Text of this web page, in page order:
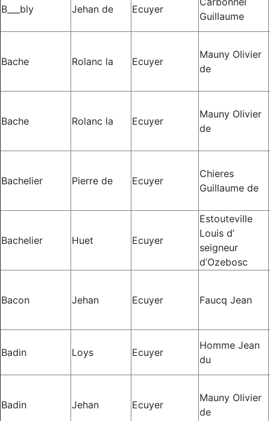
B___bly Jehan de Ecuyer
Guillaume
Bache Rolanc la Ecuyer
Mauny Olivier
de
Bache Rolanc la Ecuyer
Mauny Olivier
de
Bachelier Pierre de Ecuyer
Chieres
Guillaume de
Bachelier Huet Ecuyer
Estouteville
Louis d’
seigneur
d’Ozebosc
Bacon Jehan Ecuyer Faucq Jean
Badin Loys Ecuyer
Homme Jean
du
Badin Jehan Ecuyer
Mauny Olivier
de